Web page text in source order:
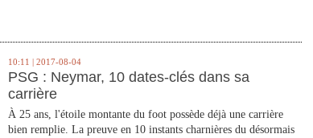
10:11 | 2017-08-04
PSG : Neymar, 10 dates-clés dans sa
carrière
À 25 ans, l'étoile montante du foot possède déjà une carrière
bien remplie. La preuve en 10 instants charnières du désormais